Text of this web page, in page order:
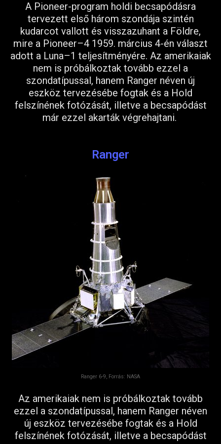
A Pioneer-program holdi becsapódásra
tervezett első három szondája szintén
kudarcot vallott és visszazuhant a Földre,
mire a Pioneer–4 1959. március 4-én választ
adott a Luna–1 teljesítményére. Az amerikaiak
nem is próbálkoztak tovább ezzel a
szondatípussal, hanem Ranger néven új
eszköz tervezésébe fogtak és a Hold
felszínének fotózását, illetve a becsapódást
már ezzel akarták végrehajtani.
Ranger
Ranger 6-9, Forrás: NASA
Az amerikaiak nem is próbálkoztak tovább
ezzel a szondatípussal, hanem Ranger néven
új eszköz tervezésébe fogtak és a Hold
felszínének fotózását, illetve a becsapódást